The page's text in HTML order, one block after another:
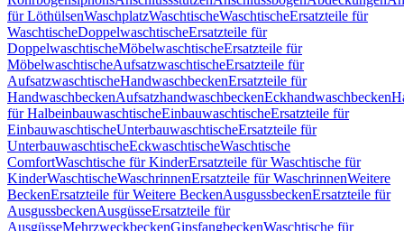
für LöthülsenWaschplatzWaschtischeWaschtischeErsatzteile für
WaschtischeDoppelwaschtischeErsatzteile für
DoppelwaschtischeMöbelwaschtischeErsatzteile für
MöbelwaschtischeAufsatzwaschtischeErsatzteile für
AufsatzwaschtischeHandwaschbeckenErsatzteile für
HandwaschbeckenAufsatzhandwaschbeckenEckhandwaschbecken
für HalbeinbauwaschtischeEinbauwaschtischeErsatzteile für
EinbauwaschtischeUnterbauwaschtischeErsatzteile für
UnterbauwaschtischeEckwaschtischeWaschtische
ComfortWaschtische für KinderErsatzteile für Waschtische für
KinderWaschtischeWaschrinnenErsatzteile für WaschrinnenWeitere
BeckenErsatzteile für Weitere BeckenAusgussbeckenErsatzteile für
AusgussbeckenAusgüsseErsatzteile für
AusgüsseMehrzweckbeckenGipsfangbeckenWaschtische für